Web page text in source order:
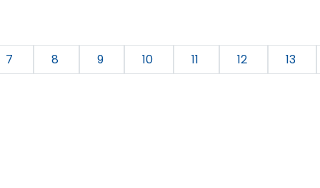
7 8 9 10 11 12 13